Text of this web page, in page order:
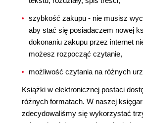
szybkość zakupu - nie musisz
aby stać się posiadaczem nowej
dokonaniu zakupu przez internet
możesz rozpocząć czytanie,
możliwość czytania na różnych
Książki w elektronicznej postaci
różnych formatach. W naszej
zdecydowaliśmy się wykorzystać